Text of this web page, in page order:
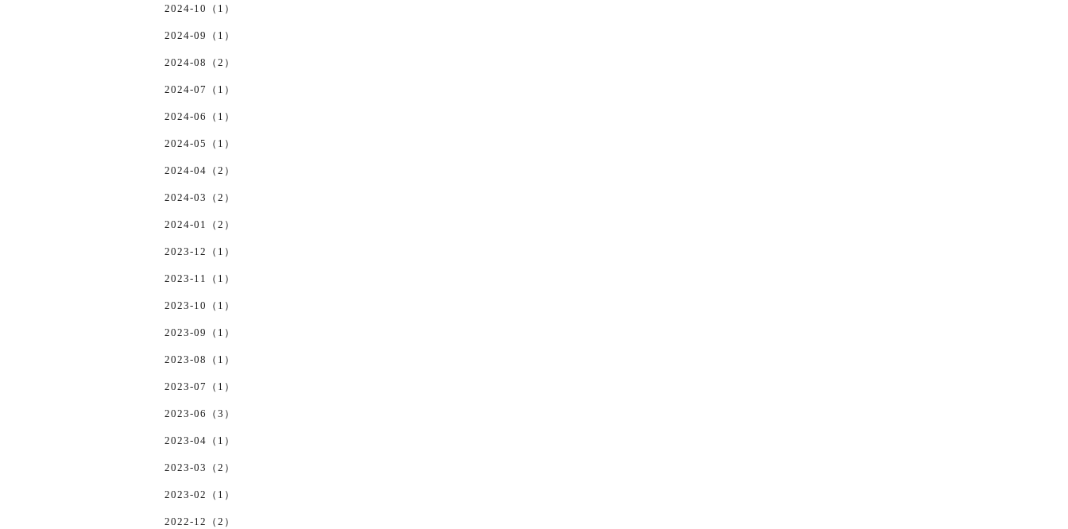
2024-10（1）
2024-09（1）
2024-08（2）
2024-07（1）
2024-06（1）
2024-05（1）
2024-04（2）
2024-03（2）
2024-01（2）
2023-12（1）
2023-11（1）
2023-10（1）
2023-09（1）
2023-08（1）
2023-07（1）
2023-06（3）
2023-04（1）
2023-03（2）
2023-02（1）
2022-12（2）